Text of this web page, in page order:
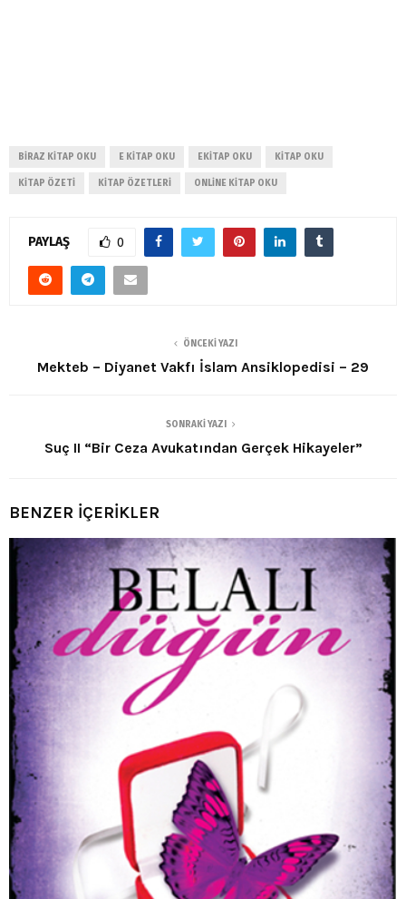
BIRAZ KITAP OKU E KITAP OKU EKITAP OKU KITAP OKU
KITAP ÖZETI KITAP ÖZETLERI ONLINE KITAP OKU
PAYLAŞ 0
ÖNCEKI YAZI
Mekteb – Diyanet Vakfı İslam Ansiklopedisi – 29
SONRAKI YAZI
Suç II “Bir Ceza Avukatından Gerçek Hikayeler”
BENZER İÇERİKLER